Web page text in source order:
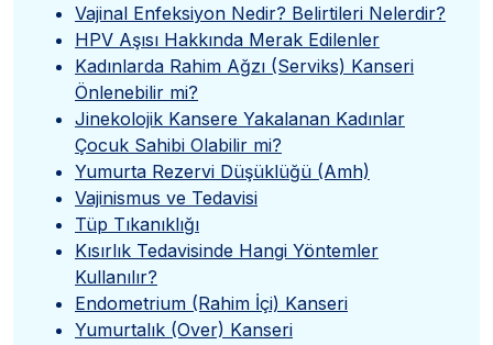
Vajinal Enfeksiyon Nedir? Belirtileri Nelerdir?
HPV Aşısı Hakkında Merak Edilenler
Kadınlarda Rahim Ağzı (Serviks) Kanseri
Önlenebilir mi?
Jinekolojik Kansere Yakalanan Kadınlar
Çocuk Sahibi Olabilir mi?
Yumurta Rezervi Düşüklüğü (Amh)
Vajinismus ve Tedavisi
Tüp Tıkanıklığı
Kısırlık Tedavisinde Hangi Yöntemler
Kullanılır?
Endometrium (Rahim İçi) Kanseri
Yumurtalık (Over) Kanseri